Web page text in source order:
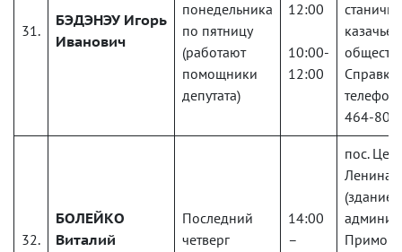
31.
БЭДЭНЭУ Игорь
Иванович
понедельника
по пятницу
(работают
помощники
депутата)
12:00
10:00-
12:00
Справки
464-80-
32.
БОЛЕЙКО
Виталий
Последний
четверг
14:00
–
пос.
Ленина,
(здание